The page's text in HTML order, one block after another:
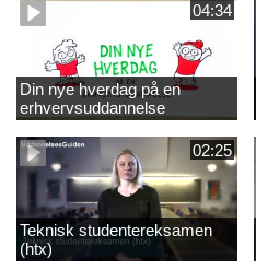
04:34
Din nye hverdag på en
erhvervsuddannelse
02:25
Teknisk studentereksamen
(htx)